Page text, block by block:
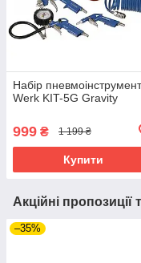
Набір
Werk KIT-5G Gravity
999 ₴ 1 199 ₴
Купити
Акційні пропозиції
–35%